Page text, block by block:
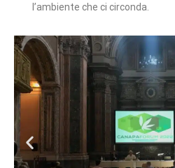
l’ambiente che ci circonda.